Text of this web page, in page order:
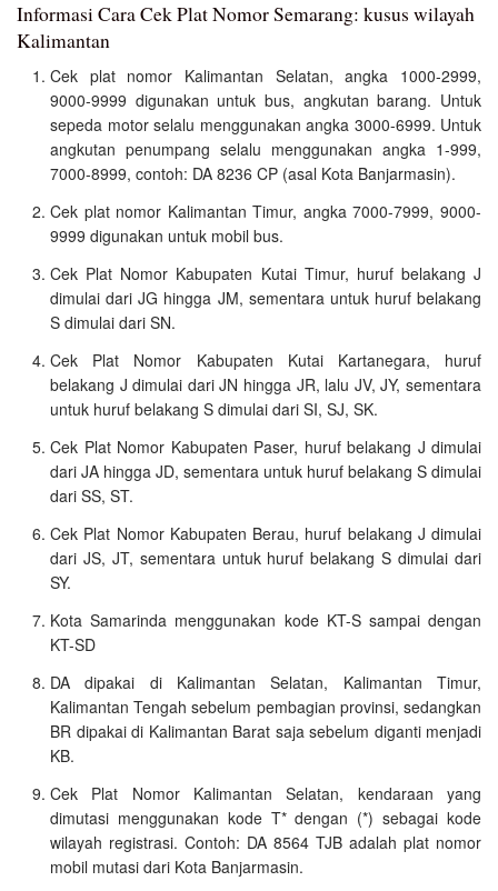
Informasi Cara Cek Plat Nomor Semarang: kusus wilayah
Kalimantan
Cek plat nomor Kalimantan Selatan, angka 1000-2999,
9000-9999 digunakan untuk bus, angkutan barang. Untuk
sepeda motor selalu menggunakan angka 3000-6999. Untuk
angkutan penumpang selalu menggunakan angka 1-999,
7000-8999, contoh: DA 8236 CP (asal Kota Banjarmasin).
Cek plat nomor Kalimantan Timur, angka 7000-7999, 9000-
9999 digunakan untuk mobil bus.
Cek Plat Nomor Kabupaten Kutai Timur, huruf belakang J
dimulai dari JG hingga JM, sementara untuk huruf belakang
S dimulai dari SN.
Cek Plat Nomor Kabupaten Kutai Kartanegara, huruf
belakang J dimulai dari JN hingga JR, lalu JV, JY, sementara
untuk huruf belakang S dimulai dari SI, SJ, SK.
Cek Plat Nomor Kabupaten Paser, huruf belakang J dimulai
dari JA hingga JD, sementara untuk huruf belakang S dimulai
dari SS, ST.
Cek Plat Nomor Kabupaten Berau, huruf belakang J dimulai
dari JS, JT, sementara untuk huruf belakang S dimulai dari
SY.
Kota Samarinda menggunakan kode KT-S sampai dengan
KT-SD
DA dipakai di Kalimantan Selatan, Kalimantan Timur,
Kalimantan Tengah sebelum pembagian provinsi, sedangkan
BR dipakai di Kalimantan Barat saja sebelum diganti menjadi
KB.
Cek Plat Nomor Kalimantan Selatan, kendaraan yang
dimutasi menggunakan kode T* dengan (*) sebagai kode
wilayah registrasi. Contoh: DA 8564 TJB adalah plat nomor
mobil mutasi dari Kota Banjarmasin.